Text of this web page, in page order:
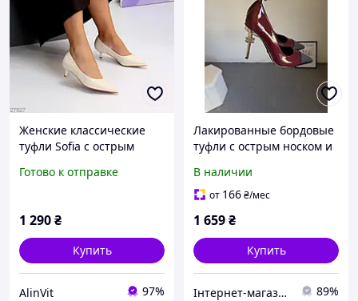
Женские классические
туфли Sofia с острым
каблуке 4 см размеры 36-
Готово к отправке
1 290₴
Купить
AlinVit 97%
Лакированные бордовые
туфли с острым носком и
BORDO SHINE обувь
В наличии
от 166₴/мес
1 659₴
Купить
Інтернет-магазин OK Shop 89%